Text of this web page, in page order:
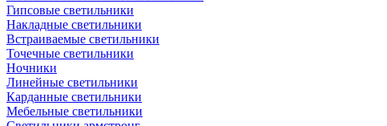
Гипсовые светильники
Накладные светильники
Встраиваемые светильники
Точечные светильники
Ночники
Линейные светильники
Карданные светильники
Мебельные светильники